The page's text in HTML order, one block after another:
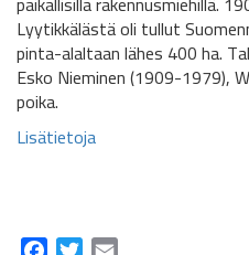
Lyytikkälästä oli tullut
pinta-alaltaan lähes 400 ha.
Esko Nieminen (1909-1979),
poika.
Lisätietoja